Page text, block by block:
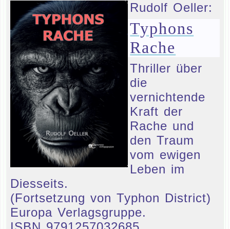
Rudolf Oeller:
Typhons
Rache
Thriller über
die
vernichtende
Kraft der
Rache und
den Traum
vom ewigen
Leben im
Diesseits.
(Fortsetzung von Typhon District)
Europa Verlagsgruppe.